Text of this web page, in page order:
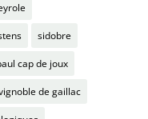
sidobre
cap de joux
de gaillac